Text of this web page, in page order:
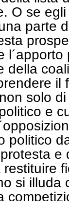
O se
parte
della
il
solo
e
politico
e
si illuda